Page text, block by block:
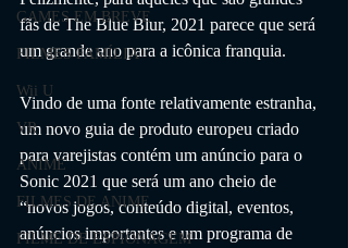
GAMES EM BREVE
FILMES FAMÍLIA
Wii U
VR
ANIME
FILMES DE ANIME
FILME DE ESPIONAGEM
fãs de The Blue Blur, 2021 parece que será
um grande ano para a icônica franquia.
Vindo de uma fonte relativamente estranha,
um novo guia de produto europeu criado
para varejistas contém um anúncio para o
Sonic 2021 que será um ano cheio de
“novos jogos, conteúdo digital, eventos,
anúncios importantes e um programa de